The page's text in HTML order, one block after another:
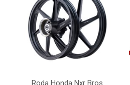
Roda Honda Nxr Bros